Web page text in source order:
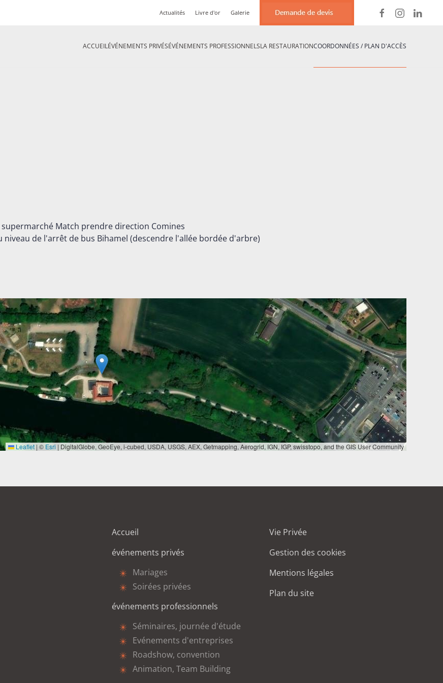
Actualités Livre d'or Galerie
ACCUEILÉVÉNEMENTS PRIVÉSÉVÉNEMENTS PROFESSIONNELSLA RESTAURATIONCOORDONNÉES / PLAN D'ACCÈS
Match prendre direction Comines
niveau de l'arrêt de bus Bihamel (descendre l'allée bordée d'arbre)
Leaflet | © Esri | DigitalGlobe, GeoEye, i-cubed, USDA, USGS, AEX, Getmapping, Aerogrid, IGN, IGP, swisstopo, and the GIS User Community
Accueil
événements privés
Mariages
Soirées privées
événements professionnels
Séminaires, journée d'étude
Evénements d'entreprises
Roadshow, convention
Animation, Team Building
Vie Privée
Gestion des cookies
Mentions légales
Plan du site